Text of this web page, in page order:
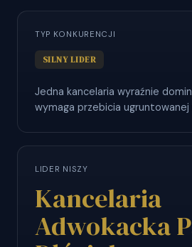
TYP KONKURENCJI
SILNY LIDER
Jedna kancelaria wyraźnie
wymaga przebicia ugruntowanej
LIDER NISZY
Kancelaria
Adwokacka